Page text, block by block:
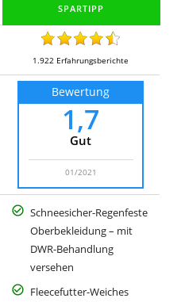
1.922 Erfahrungsberichte
Bewertung
1,7
Gut
01/2021
Schneesicher-Regenfeste
Oberbekleidung – mit
DWR-Behandlung
versehen
Fleecefutter-Weiches